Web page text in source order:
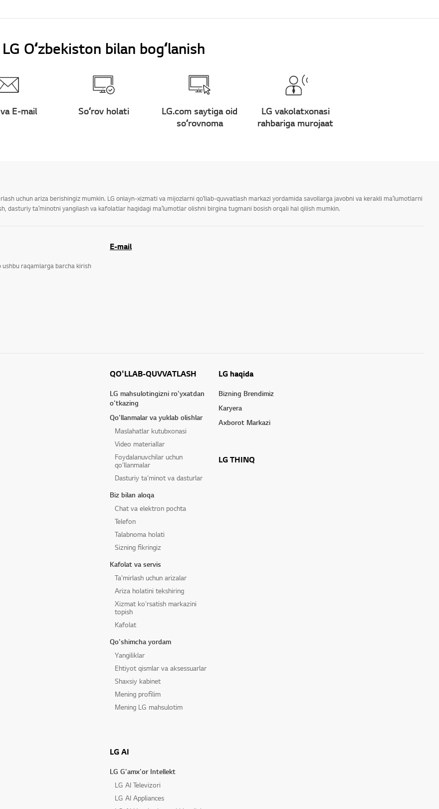
LG Oʻzbekiston bilan bogʻlanish
E-mail Soʻrov holati
LG.com saytiga oid
soʻrovnoma
LG vakolatxonasi
rahbariga murojaat
uchun ariza berishingiz mumkin. LG onlayn-xizmati va mijozlarni qoʻllab-quvvatlash markazi yordamida savollarga javobni va kerakli maʼlumotlarni
dasturiy taʼminotni yangilash va kafolatlar haqidagi maʼlumotlar olishni birgina tugmani bosish orqali hal qilish mumkin.
raqamlarga barcha kirish
E-mail
QO'LLAB-QUVVATLASH
LG mahsulotingizni ro'yxatdan
o'tkazing
Qo'llanmalar va yuklab olishlar
Maslahatlar kutubxonasi
Video materiallar
Foydalanuvchilar uchun
qo'llanmalar
Dasturiy ta'minot va dasturlar
Biz bilan aloqa
Chat va elektron pochta
Telefon
Talabnoma holati
Sizning fikringiz
Kafolat va servis
Ta'mirlash uchun arizalar
Ariza holatini tekshiring
Xizmat ko'rsatish markazini
topish
Kafolat
Qo'shimcha yordam
Yangiliklar
Ehtiyot qismlar va aksessuarlar
Shaxsiy kabinet
Mening profilim
Mening LG mahsulotim
LG AI
LG G'amx'or Intellekt
LG AI Televizori
LG AI Appliances
LG haqida
Bizning Brendimiz
Karyera
Axborot Markazi
LG THINQ